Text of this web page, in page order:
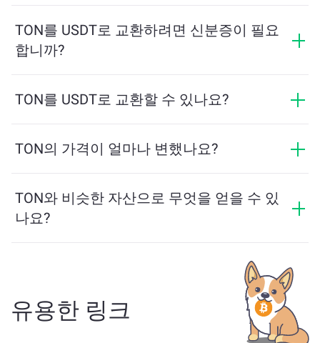
다. 플랫폼은 원활한 거래를 보장하기 위해 필요한 최소
금액을 자동으로 계산합니다. 그러나 대부분의 경우, 최
소 금액은 2달러 상당입니다.
TON를 USDT로 교환하려면 신분증이 필요
합니까?
프로세스가 빠르고 익명입니다. 그러나 ChangeNOW Pro
세요!
TON를 USDT로 교환할 수 있나요?
도 교환할 수 있습니다. 또한 ChangeNOW는 멀티체인 브
TON의 가격이 얼마나 변했나요?
다.
TON와 비슷한 자산으로 무엇을 얻을 수 있
나요?
스테이블코인, 유틸리티 토큰, 거버넌스 코인 또는 다른
유형일 수 있습니다. 일반적인 대안으로는 유사한 사용
사례나 시장 위치를 가진 다른 암호화폐가 포함됩니다.
주요 거래 페이지에서 교환 가능한 모든 자산을 확인하
유용한 링크